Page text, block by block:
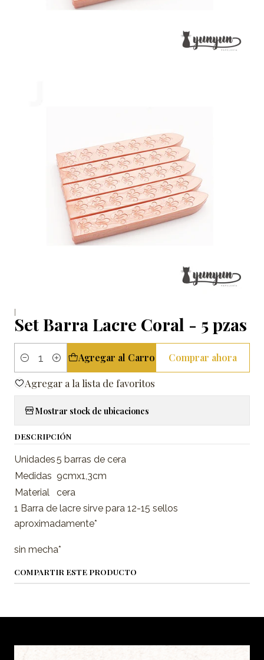
|
Set Barra Lacre Coral - 5 pzas
Cantidad
Agregar al Carro Comprar ahora
Agregar a la lista de favoritos
Mostrar stock de ubicaciones
DESCRIPCIÓN
Unidades5 barras de cera
Medidas 9cmx1,3cm
Material
cera
1 Barra de lacre sirve para 12-15 sellos
aproximadamente*
sin mecha*
COMPARTIR ESTE PRODUCTO